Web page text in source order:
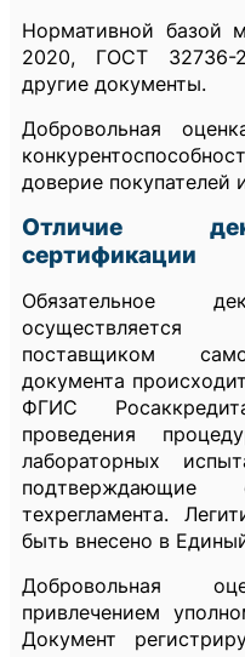
Нормативной базой
2020, ГОСТ 32736-
другие документы.
Добровольная
доверие покупателей
Отличие
сертификации
Обязательное
поставщиком
документа
ФГИС
проведения
лабораторных
подтверждающие
техрегламента.
быть внесено в
Добровольная
привлечением
Документ